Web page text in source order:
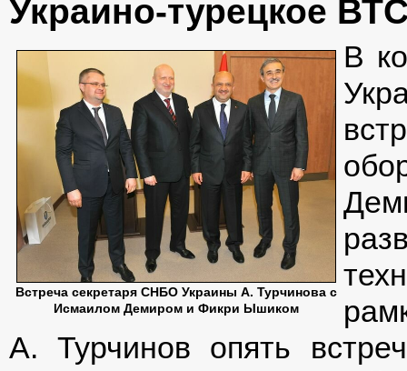
Украино-турецкое
Встреча секретаря СНБО Украины А. Турчинова с
Исмаилом Демиром и Фикри Ышиком
В
А. Турчинов опять